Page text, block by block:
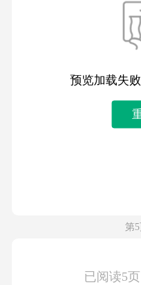
预览加载失
第
已阅读5